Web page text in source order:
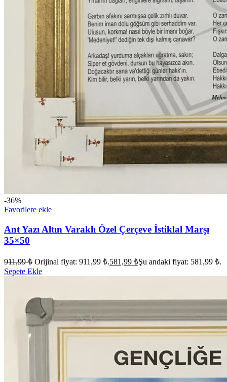
-36%
Favorilere ekle
Ant Yazı Altın Varaklı Özel Çerçeve İstiklal Marşı
35×50
911,99₺ Orijinal fiyat: 911,99 ₺.581,99 ₺Şu andaki fiyat: 581,99 ₺.
Sepete Ekle